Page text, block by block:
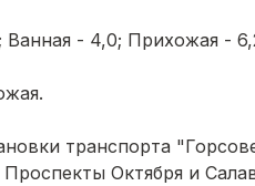
- 4,0; Прихожая -
транспорта
Октября и